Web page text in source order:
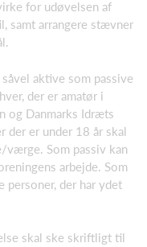
for udøvelsen af
samt arrangere stævner
såvel aktive som passive
der er amatør i
og Danmarks Idræts
der er under 18 år skal
Som passiv kan
arbejde. Som
der har ydet
skal ske skriftligt til